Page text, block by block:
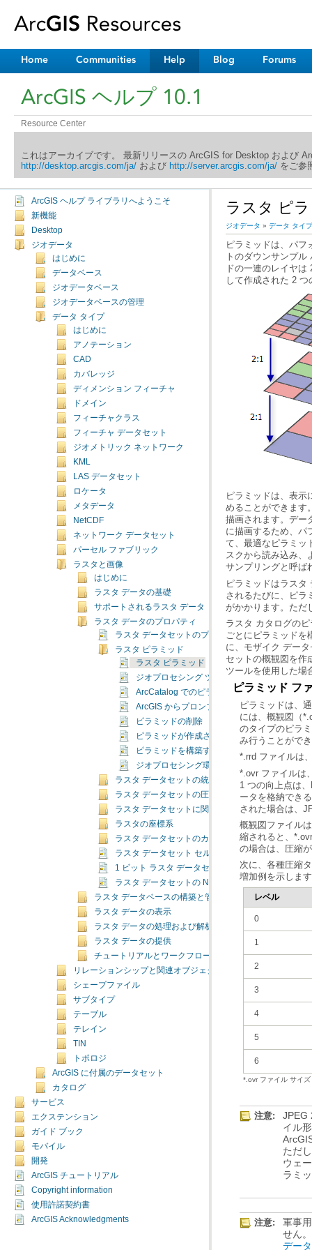
Home Communities Help Blog Forums
ArcGIS ヘルプ 10.1
Resource Center
これはアーカイブです。 最新リリースの ArcGIS for Desktop および
http://desktop.arcgis.com/ja/および http://server.arcgis.com/ja/をご参
ArcGIS ヘルプ ライブラリへようこそ
新機能
Desktop
ジオデータ
はじめに
データベース
ジオデータベース
ジオデータベースの管理
データ タイプ
はじめに
アノテーション
CAD
カバレッジ
ディメンション フィーチャ
ドメイン
フィーチャクラス
フィーチャ データセット
ジオメトリック ネットワーク
KML
LAS データセット
ロケータ
メタデータ
NetCDF
ネットワーク データセット
パーセル ファブリック
ラスタと画像
はじめに
ラスタ データの基礎
サポートされるラスタ データ
ラスタ データのプロパティ
ラスタ データセットのプロパティ
ラスタ ピラミッド
ラスタ ピラミッド
ジオプロセシング ツールを使用したピラミッ
ArcCatalog でのピラミッドの構築
ArcGIS からプロンプトが出されたときのピラ
ピラミッドの削除
ピラミッドが作成されているかどうかをチェ
ピラミッドを構築するためのデフォルト設定
ジオプロセシング環境のピラミッド オプショ
ラスタ データセットの統計情報
ラスタ データセットの圧縮
ラスタ データセットに関連付けられたファイル
ラスタの座標系
ラスタ データセットのカラーマップ
ラスタ データセット セルのビット深度の容量
1 ビット ラスタ データセット
ラスタ データセットの NoData
ラスタ データベースの構築と管理
ラスタ データの表示
ラスタ データの処理および解析
ラスタ データの提供
チュートリアルとワークフロー
リレーションシップと関連オブジェクト
シェープファイル
サブタイプ
テーブル
テレイン
TIN
トポロジ
ArcGIS に付属のデータセット
カタログ
サービス
エクステンション
ガイド ブック
モバイル
開発
ArcGIS チュートリアル
Copyright information
使用許諾契約書
ArcGIS Acknowledgments
ラスタ ピ
ジオデータ » データ タイプ
して作成された 2
サンプリングと呼ば
がかかります。ただ
セットの概観図を
ツールを使用した場
ピラミッド フ
み行うことがで
*.rrd ファイルは
された場合は、
の場合は、圧縮
増加例を示しま
レベル
0
1
2
3
4
5
6
*.ovr ファイル サイズ
注意:
ラミ
注意:
せん
デー